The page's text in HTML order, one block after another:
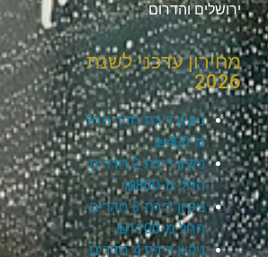
ירושלים והדרום.
מחירון עדכני לשנת
2026
ניקיון דירת חדר החל
מ-₪400
ניקיון דירת 2 חדרים
החל מ-₪800
ניקיון דירת 3 חדרים
החל מ-₪1100
ניקיון דירת 4 חדרים